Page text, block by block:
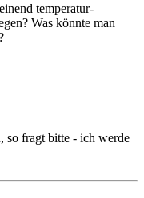
temperatur-
Was könnte man
so fragt bitte - ich werde